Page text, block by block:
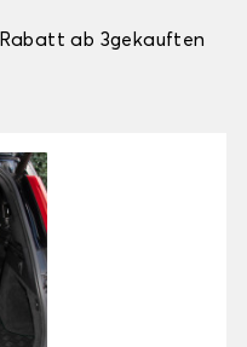
ab 3gekauften